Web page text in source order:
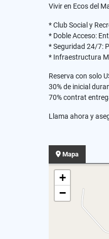
Vivir en Ecos del
* Club Social y
* Doble Acceso:
* Seguridad 24/7:
* Infraestructura
Reserva con solo
30% de inicial
70% contrat
Llama ahora y
Mapa
+
−